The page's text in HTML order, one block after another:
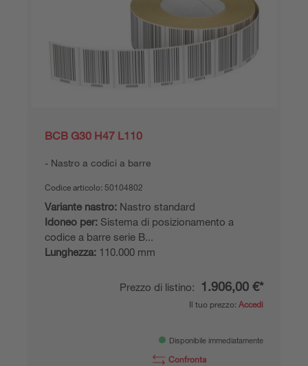
BCB G30 H47 L110
Nastro a codici a barre
Codice articolo: 50104802
Variante nastro: Nastro standard
Idoneo per: Sistema di posizionamento a
codice a barre serie B...
Lunghezza: 110.000 mm
Prezzo di listino: 1.906,00 €*
Il tuo prezzo: Accedi
Disponibile immediatamente
Confronta